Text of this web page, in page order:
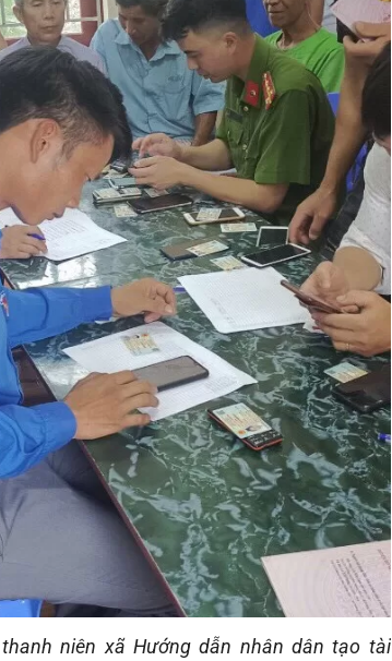
niên xã Hướng dẫn nhân dân tạo tài